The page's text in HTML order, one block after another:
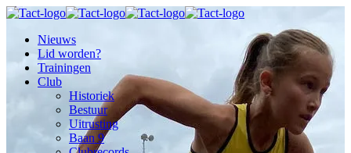
Nieuws
Lid worden?
Trainingen
Club
Historiek
Bestuur
Uitrusting
Baan 9